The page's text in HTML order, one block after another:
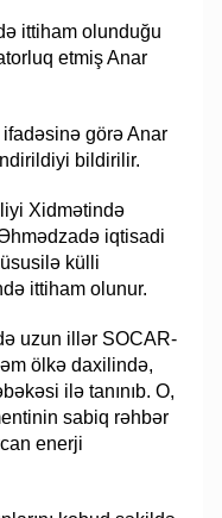
ittiham olunduğu
etmiş Anar
görə Anar
bildirilir.
Xidmətində
iqtisadi
külli
ittiham olunur.
uzun illər SOCAR-
ölkə daxilində,
ilə tanınıb. O,
sabiq rəhbər
enerji